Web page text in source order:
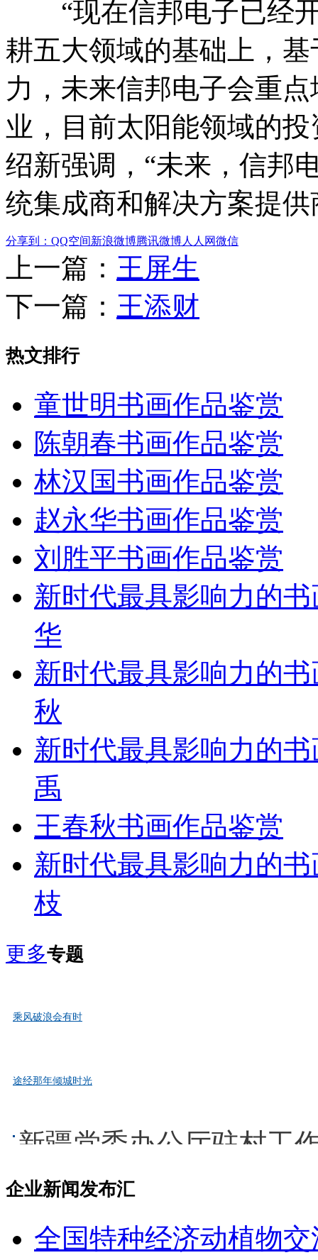
“现在信邦电子已经开
耕五大领域的基础上，
力，未来信邦电子会重
业，目前太阳能领域的
绍新强调，“未来，信邦
统集成商和解决方案提供
分享到： QQ空间新浪微博腾讯微博人人网微信
上一篇： 王屏生
下一篇： 王添财
热文排行
童世明书画作品鉴赏
陈朝春书画作品鉴赏
林汉国书画作品鉴赏
赵永华书画作品鉴赏
刘胜平书画作品鉴赏
新时代最具影响力的
华
新时代最具影响力的
秋
新时代最具影响力的
禹
王春秋书画作品鉴赏
新时代最具影响力的
枝
更多专题
乘风破浪会有时
途经那年倾城时光
新疆党委办公厅驻村工
企业新闻发布汇
全国特种经济动植物